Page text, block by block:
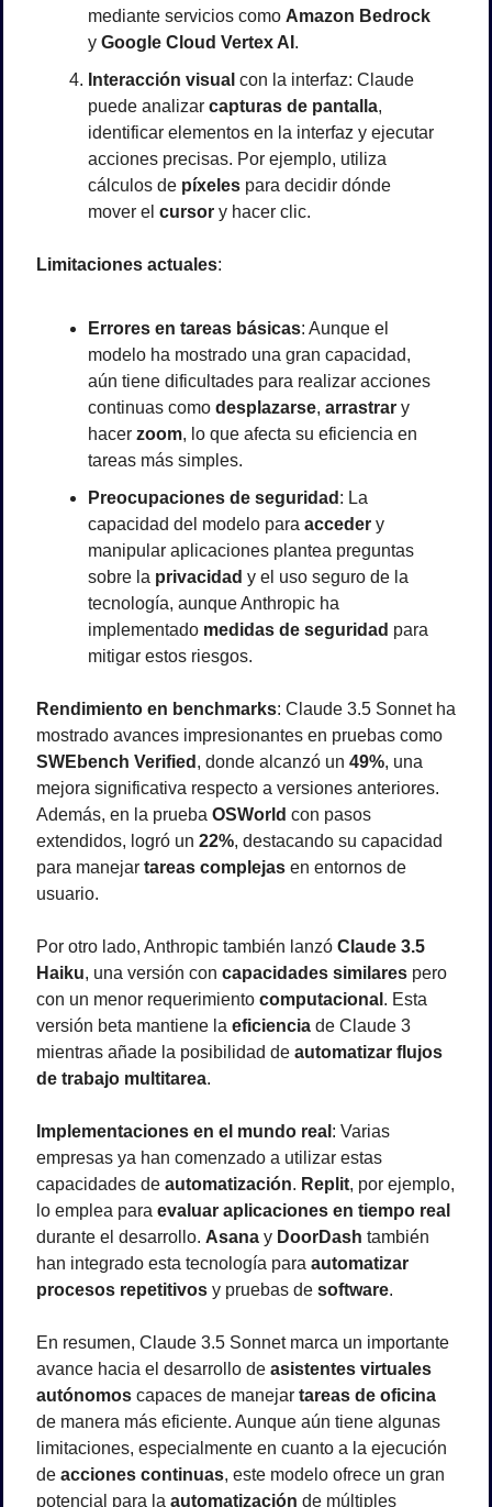
mediante servicios como Amazon Bedrock
y Google Cloud Vertex AI .
Interacción visual con la interfaz: Claude
puede analizar capturas de pantalla,
identificar elementos en la interfaz y ejecutar
acciones precisas. Por ejemplo, utiliza
cálculos de píxeles para decidir dónde
mover el cursor y hacer clic.
Limitaciones actuales:
Errores en tareas básicas: Aunque el
modelo ha mostrado una gran capacidad,
aún tiene dificultades para realizar acciones
continuas como desplazarse, arrastrar y
hacer zoom, lo que afecta su eficiencia en
tareas más simples.
Preocupaciones de seguridad : La
capacidad del modelo para acceder y
manipular aplicaciones plantea preguntas
sobre la privacidad y el uso seguro de la
tecnología, aunque Anthropic ha
implementado medidas de seguridad para
mitigar estos riesgos.
Rendimiento en benchmarks: Claude 3.5 Sonnet ha
SWEbench Verified , donde alcanzó un 49%, una
mejora significativa respecto a versiones anteriores.
Además, en la prueba OSWorld con pasos
extendidos, logró un 22%, destacando su capacidad
para manejar tareas complejas en entornos de
usuario.
Por otro lado, Anthropic también lanzó Claude 3.5
Haiku, una versión con capacidades similares pero
con un menor requerimiento computacional . Esta
versión beta mantiene la eficiencia de Claude 3
mientras añade la posibilidad de automatizar flujos
de trabajo multitarea.
Implementaciones en el mundo real : Varias
empresas ya han comenzado a utilizar estas
capacidades de automatización. Replit, por ejemplo,
lo emplea para evaluar aplicaciones en tiempo real
durante el desarrollo. Asana y DoorDash también
han integrado esta tecnología para automatizar
procesos repetitivos y pruebas de software.
En resumen, Claude 3.5 Sonnet marca un importante
avance hacia el desarrollo de asistentes virtuales
autónomos capaces de manejar tareas de oficina
de manera más eficiente. Aunque aún tiene algunas
limitaciones, especialmente en cuanto a la ejecución
de acciones continuas, este modelo ofrece un gran
potencial para la automatización de múltiples